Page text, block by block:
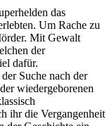
das
Um Rache zu
Mit Gewalt
der
dafür.
Suche nach der
wiedergeborenen
ihr die Vergangenheit